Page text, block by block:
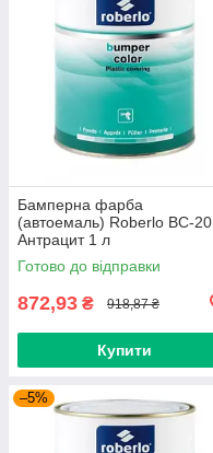
Бамперна фарба
(автоемаль) Roberlo ВС-20
Антрацит 1 л
Готово до відправки
872,93 ₴ 918,87 ₴
Купити
–5%